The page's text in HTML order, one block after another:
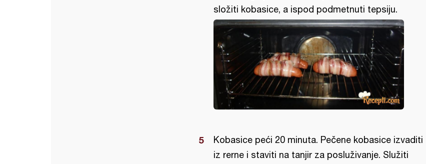
složiti kobasice, a ispod podmetnuti tepsiju.
Kobasice peći 20 minuta. Pečene kobasice izvaditi
iz rerne i staviti na tanjir za posluživanje. Služiti